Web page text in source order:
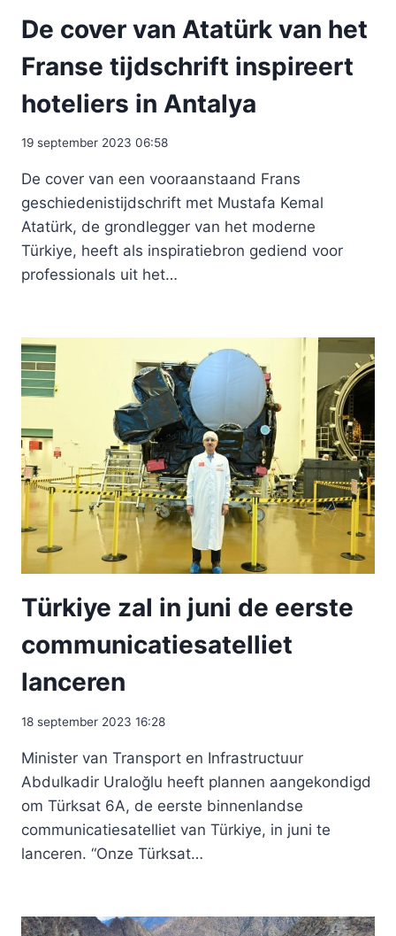
De cover van Atatürk van het
Franse tijdschrift inspireert
hoteliers in Antalya
19 september 2023 06:58
De cover van een vooraanstaand Frans
geschiedenistijdschrift met Mustafa Kemal
Atatürk, de grondlegger van het moderne
Türkiye, heeft als inspiratiebron gediend voor
professionals uit het…
Türkiye zal in juni de eerste
communicatiesatelliet
lanceren
18 september 2023 16:28
Minister van Transport en Infrastructuur
Abdulkadir Uraloğlu heeft plannen aangekondigd
om Türksat 6A, de eerste binnenlandse
communicatiesatelliet van Türkiye, in juni te
lanceren. “Onze Türksat…